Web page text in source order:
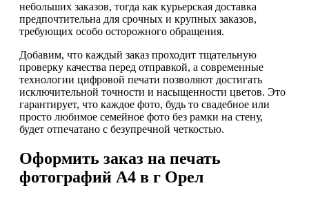
небольших заказов, тогда как курьерская доставка
предпочтительна для срочных и крупных заказов,
требующих особо осторожного обращения.
Добавим, что каждый заказ проходит тщательную
проверку качества перед отправкой, а современные
технологии цифровой печати позволяют достигать
исключительной точности и насыщенности цветов. Это
гарантирует, что каждое фото, будь то свадебное или
просто любимое семейное фото без рамки на стену,
будет отпечатано с безупречной четкостью.
Оформить заказ на печать
фотографий А4 в г Орел